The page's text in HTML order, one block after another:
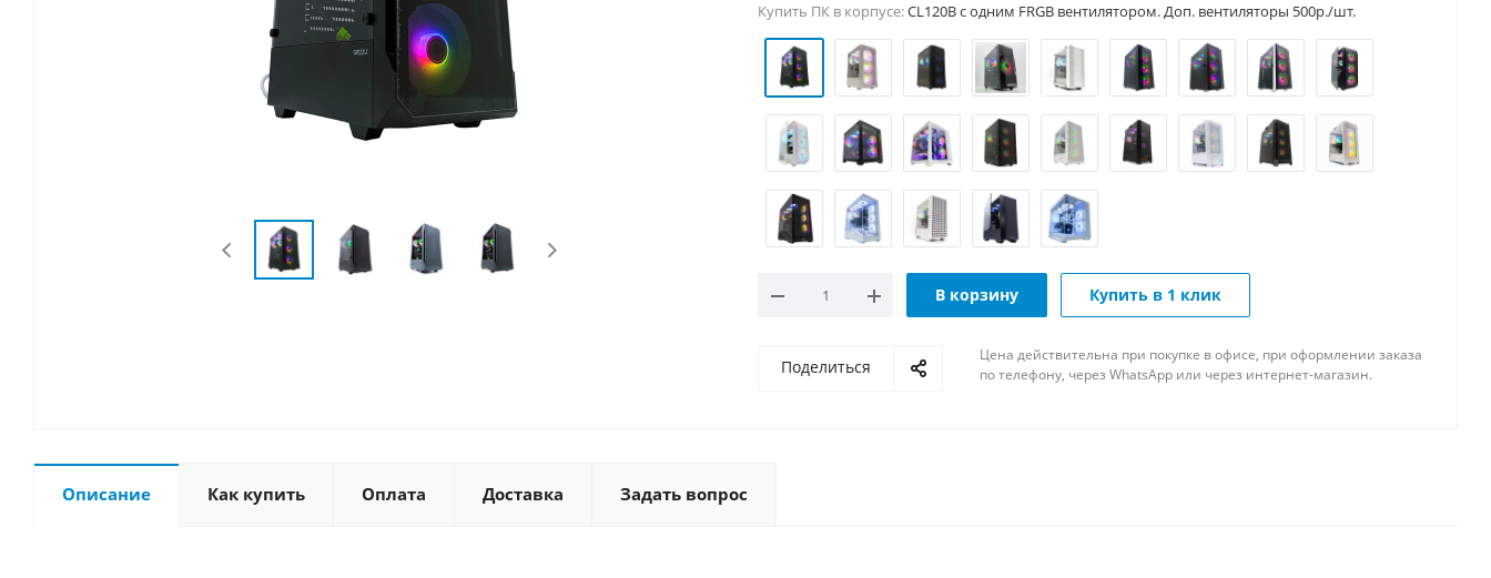
Купить ПК в корпусе:CL120B c одним FRGB вентилятором. Доп. вентиляторы 500р./шт.
В корзину Купить в 1 клик
Поделиться
Цена действительна при покупке в офисе, при оформлении заказа
по телефону, через WhatsApp или через интернет-магазин.
Описание Как купить Оплата Доставка Задать вопрос